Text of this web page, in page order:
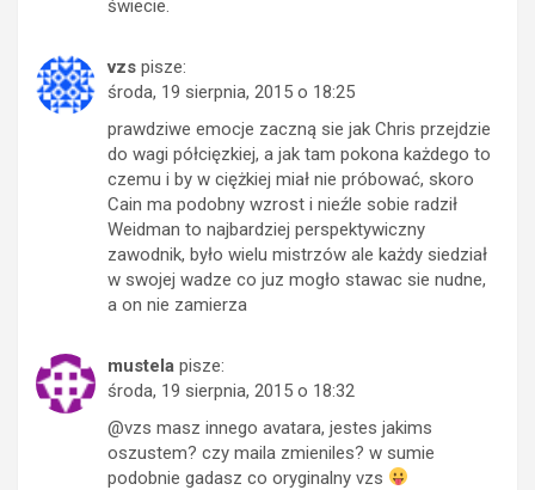
świecie.
vzs pisze:
środa, 19 sierpnia, 2015 o 18:25
prawdziwe emocje zaczną sie jak Chris przejdzie
do wagi półcięzkiej, a jak tam pokona każdego to
czemu i by w ciężkiej miał nie próbować, skoro
Cain ma podobny wzrost i nieźle sobie radził
Weidman to najbardziej perspektywiczny
zawodnik, było wielu mistrzów ale każdy siedział
w swojej wadze co juz mogło stawac sie nudne,
a on nie zamierza
mustela pisze:
środa, 19 sierpnia, 2015 o 18:32
@vzs masz innego avatara, jestes jakims
oszustem? czy maila zmieniles? w sumie
podobnie gadasz co oryginalny vzs